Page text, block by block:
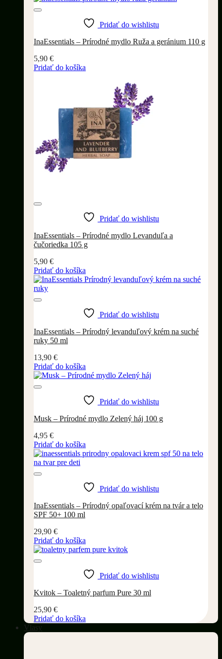
Pridať do wishlistu
InaEssentials – Prírodné mydlo Ruža a geránium 110 g
5,90 €
Pridať do košíka
Pridať do wishlistu
InaEssentials – Prírodné mydlo Levanduľa a
čučoriedka 105 g
5,90 €
Pridať do košíka
Pridať do wishlistu
InaEssentials – Prírodný levanduľový krém na suché
ruky 50 ml
13,90 €
Pridať do košíka
Pridať do wishlistu
Musk – Prírodné mydlo Zelený háj 100 g
4,95 €
Pridať do košíka
Pridať do wishlistu
InaEssentials – Prírodný opaľovací krém na tvár a telo
SPF 50+ 100 ml
29,90 €
Pridať do košíka
Pridať do wishlistu
Kvitok – Toaletný parfum Pure 30 ml
25,90 €
Pridať do košíka
Vlasy